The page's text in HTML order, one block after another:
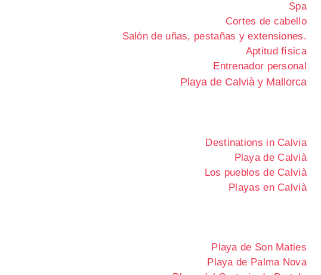
Spa
Cortes de cabello
Salón de uñas, pestañas y extensiones.
Aptitud física
Entrenador personal
Playa de Calvià y Mallorca
Destinations in Calvia
Playa de Calvià
Los pueblos de Calvià
Playas en Calvià
Playa de Son Maties
Playa de Palma Nova